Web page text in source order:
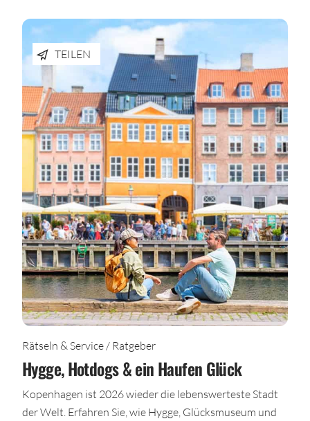
TEILEN
Rätseln & Service / Ratgeber
Hygge, Hotdogs & ein Haufen Glück
Kopenhagen ist 2026 wieder die lebenswerteste Stadt
der Welt. Erfahren Sie, wie Hygge, Glücksmuseum und